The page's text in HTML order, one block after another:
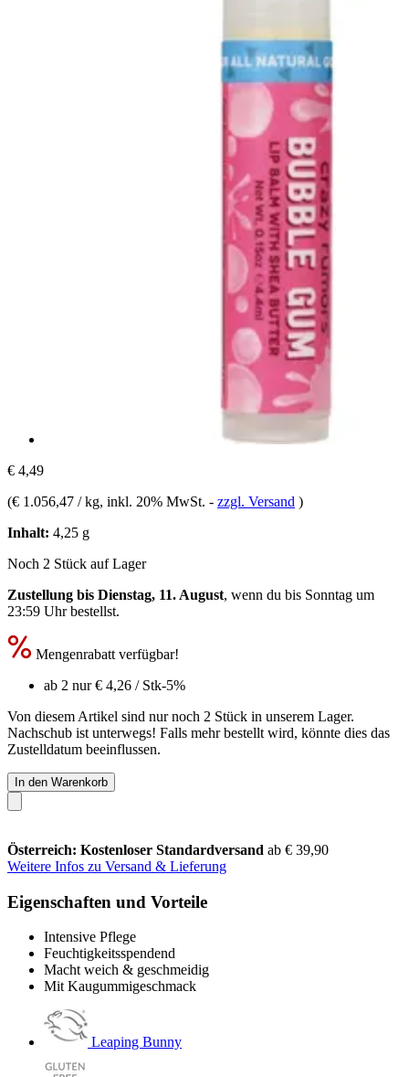
€ 4,49
(€ 1.056,47 / kg, inkl. 20% MwSt. - zzgl. Versand )
Inhalt: 4,25 g
Noch 2 Stück auf Lager
Zustellung bis Dienstag, 11. August, wenn du bis Sonntag um
23:59 Uhrbestellst.
Mengenrabatt verfügbar!
ab 2 nur€ 4,26 / Stk-5%
Von diesem Artikel sind nur noch 2 Stück in unserem Lager.
Nachschub ist unterwegs! Falls mehr bestellt wird, könnte dies das
Zustelldatum beeinflussen.
In den Warenkorb
Österreich: Kostenloser Standardversand ab € 39,90
Weitere Infos zu Versand & Lieferung
Eigenschaften und Vorteile
Intensive Pflege
Feuchtigkeitsspendend
Macht weich & geschmeidig
Mit Kaugummigeschmack
Leaping Bunny